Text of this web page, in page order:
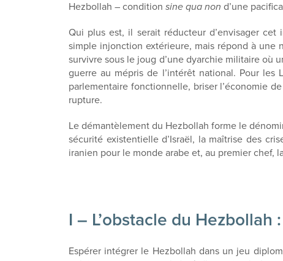
Hezbollah – condition sine qua non d’une
Qui plus est, il serait réducteur d’envisager
simple injonction extérieure, mais répond à une
survivre sous le joug d’une dyarchie militaire où
guerre au mépris de l’intérêt national. Pour les
parlementaire fonctionnelle, briser l’économie
rupture.
Le démantèlement du Hezbollah forme le
sécurité existentielle d’Israël, la maîtrise des
iranien pour le monde arabe et, au premier chef,
I – L’obstacle du
Espérer intégrer le Hezbollah dans un jeu